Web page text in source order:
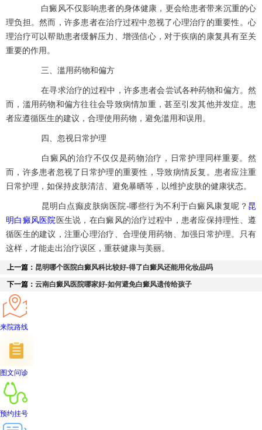
白癜风不仅影响患者的身体健康，更会给患者带来沉重的心
理负担。然而，许多患者在治疗过程中忽视了心理治疗的重要性。心
理治疗可以帮助患者缓解压力、增强信心，对于疾病的康复具有至关
重要的作用。
三、滥用药物和偏方
在寻求治疗的过程中，许多患者会尝试各种药物和偏方。然
而，滥用药物和偏方往往会导致病情加重，甚至引发其他并发症。患
者应遵循医生的建议，合理使用药物，避免滥用和误用。
四、忽视日常护理
白癜风的治疗不仅仅是药物治疗，日常护理同样重要。然
而，许多患者忽视了日常护理的重要性，导致病情反复。患者应注重
日常护理，如保持皮肤清洁、避免暴晒等，以维护皮肤的健康状态。
昆明白点癫皮肤病医院-哪些行为不利于白癜风康复呢？ 昆
明白癜风医院 医生说，在白癜风的治疗过程中，患者应保持理性、遵
循医生的建议，注重心理治疗、合理使用药物、加强日常护理。只有
这样，才能走出治疗误区，重获健康与美丽。
上一篇： 昆明哪个医院白癜风科比较好-得了白癜风还能用化妆品吗
下一篇： 云南白癜风医院哪家好-如何避免白癜风遗传给孩子
来院路线
图文问诊
预约挂号